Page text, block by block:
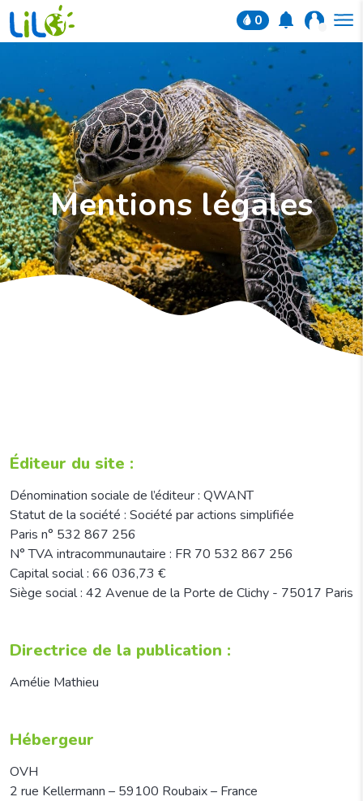
0
Mentions légales
Éditeur du site :
Dénomination sociale de l’éditeur : QWANT
Statut de la société : Société par actions simplifiée
Paris n° 532 867 256
N° TVA intracommunautaire : FR 70 532 867 256
Capital social : 66 036,73 €
Siège social : 42 Avenue de la Porte de Clichy - 75017 Paris
Directrice de la publication :
Amélie Mathieu
Hébergeur
OVH
2 rue Kellermann – 59100 Roubaix – France